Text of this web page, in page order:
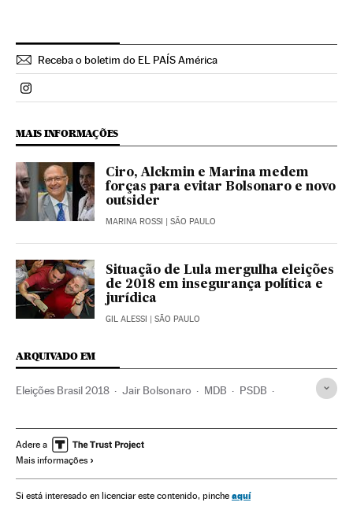
Receba o boletim do EL PAÍS América
Politica El País Brasil en Instagram
MAIS INFORMAÇÕES
Ciro, Alckmin e Marina medem
forças para evitar Bolsonaro e novo
outsider
MARINA ROSSI | SÃO PAULO
Situação de Lula mergulha eleições
de 2018 em insegurança política e
jurídica
GIL ALESSI | SÃO PAULO
ARQUIVADO EM
Eleições Brasil 2018 Jair Bolsonaro MDB PSDB
Partido dos Trabalhadores
Presidente Brasil
Presidência Brasil Corrupção política Brasil
Adere a
Mais informações
Si está interesado en licenciar este contenido, pinche aquí